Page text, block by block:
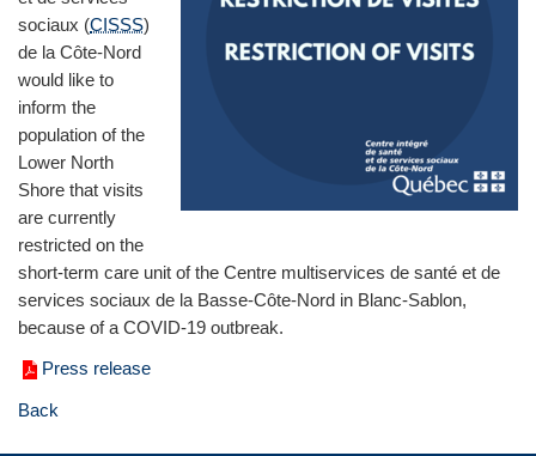
sociaux (CISSS)
de la Côte‑Nord
would like to
inform the
population of the
Lower North
Shore that visits
are currently
restricted on the
short-term care unit of the Centre multiservices de santé et de
services sociaux de la Basse‑Côte‑Nord in Blanc-Sablon,
because of a COVID-19 outbreak.
Press release
Back